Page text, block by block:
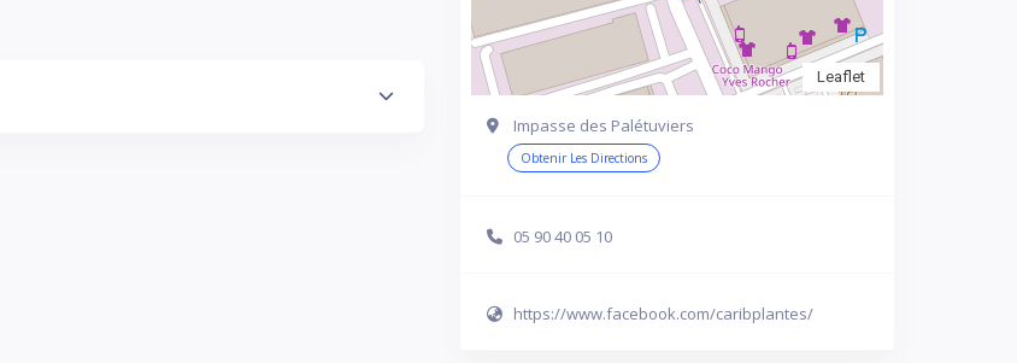
Leaflet
Impasse des Palétuviers
Obtenir Les Directions
05 90 40 05 10
https://www.facebook.com/caribplantes/